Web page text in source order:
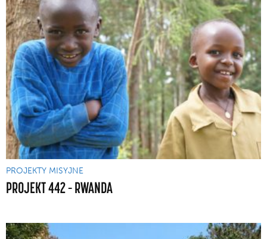
PROJEKTY MISYJNE
PROJEKT 442 – RWANDA